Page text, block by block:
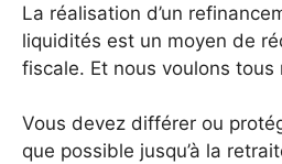
La réalisation d’un
liquidités est un moyen de
fiscale. Et nous voulons
Vous devez différer ou
que possible jusqu’à la